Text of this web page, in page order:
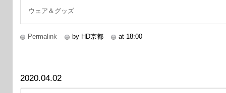
ウェア＆グッズ
Permalink by HD京都 at 18:00
2020.04.02